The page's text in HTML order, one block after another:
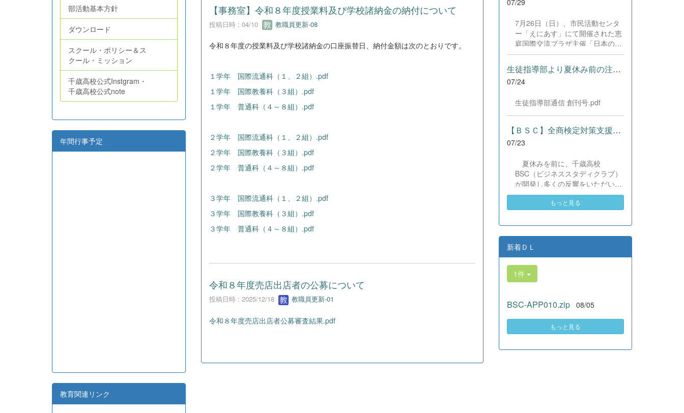
【事務室】令和８年度授業料及び学校諸納金の納付について
投稿日時 : 04/10 教職員更新-08
令和８年度の授業料及び学校諸納金の口座振替日、納付金額は次のとおりです。
１学年 国際流通科（１、２組）.pdf
１学年 国際教養科（３組）.pdf
１学年 普通科（４～８組）.pdf
２学年 国際流通科（１、２組）.pdf
２学年 国際教養科（３組）.pdf
２学年 普通科（４～８組）.pdf
３学年 国際流通科（１、２組）.pdf
３学年 国際教養科（３組）.pdf
３学年 普通科（４～８組）.pdf
令和８年度売店出店者の公募について
投稿日時 : 2025/12/18 教職員更新-01
令和８年度売店出店者公募審査結果.pdf
部活動基本方針
ダウンロード
スクール・ポリシー＆ス
クール・ミッション
千歳高校公式Instgram・
千歳高校公式note
年間行事予定
教育関連リンク
ました企業の皆様、ならびに心温
まるご寄付や温かいご声援を寄せ
てくださった地域の皆様方に、心
より感謝申し上げます。皆様から
な励みとなり、全国の舞台で最高
のパフォーマンスと演技を届ける
糧に、さらに表現力に磨きをか
ぬご声援をよろしくお願いいたし
習や発展的な内容、受験に向けた
られました。夏期講習で身に付け
た学習習慣や知識を、今後の学校
生活や学習に生かし、一人一人が
さらなる成長につなげてくれるこ
とを期待しています。 &nbsp;
07/29
7月26日（日）、市民活動センタ
ー「えにあす」にて開催された恵
庭国際交流プラザ主催「日本の夏
祭り体験」に、本校国際教養科の
生徒6名がボランティアとして参
加しました！ 会場にはウクライ
ナ、ネパール、アフガニスタンな
ヨー釣りや綿あめ、盆踊りなどを
満喫。浴衣姿でイベントを彩った
1年生や、経験を生かして頼もし
く場を仕切る3年生など、生徒た
ちは言葉や国境を超えて笑顔で交
は、「国籍や年齢を問わず笑顔で
寄り添い、自分で考えて動く姿が
素晴らしい。異文化理解のマイン
ドが自然と身についている」と、
賞賛の声をいただきました！ 教室
う広いフィールドで本領を発揮す
る教養科生たち。多文化共生社会
を引っ張る頼もしい姿に、誇らし
さでいっぱいです。 教養科生、ど
んどん外へ飛び出そう！ その温か
い心と行動力を磨き、世界を笑顔
生徒指導部より夏休み前の注意事項
07/24
生徒指導部通信 創刊号.pdf
【ＢＳＣ】全商検定対策支援ポータルサイト「Compath（コンパス）...
07/23
夏休みを前に、千歳高校
BSC（ビジネススタディクラブ）
が開発し多くの反響をいただいて
いる、全商検定合格支援ポータル
サイト『Compath（コンパス）』
ました。 今回もユーザーの皆様
からいただいたアンケートのご意
見をもとに、BSC部員のプログラ
ミングチームがデバッグ（不具合
修正）から新機能の実装までを行
いました。今回のアップデートで
は、ビジネス計算・簿記・ビジネ
務分析・ビジネスコミュニケーシ
の更新プログラムを一挙にリリー
スしました。 具体的には、各検
もっと見る
新着ＤＬ
1件
BSC-APP010.zip 08/05
もっと見る